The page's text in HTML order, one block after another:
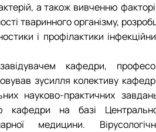
а також вивченню
тваринного організму,
і профілактики
кафедри,
зусилля колективу
науково-практичних
кафедри на базі
медицини.